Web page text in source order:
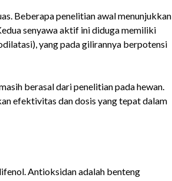
Beberapa penelitian awal menunjukkan
senyawa aktif ini diduga memiliki
yang pada gilirannya berpotensi
berasal dari penelitian pada hewan.
efektivitas dan dosis yang tepat dalam
Antioksidan adalah benteng